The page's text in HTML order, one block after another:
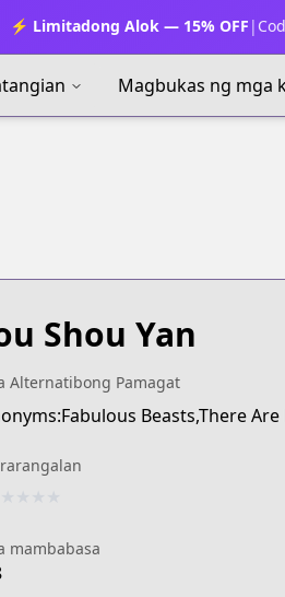
⚡ Limitadong Alok — 15% OFF |
Magbukas ng mga
Shou Yan
Alternatibong Pamagat
Beasts,There Are
mambabasa